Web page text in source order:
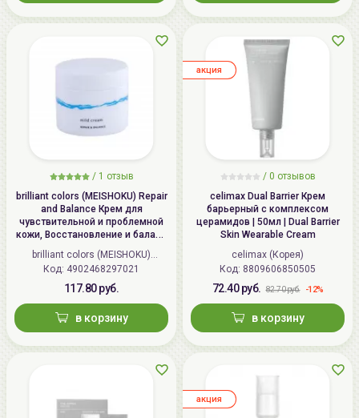
/ 1 отзыв
brilliant colors (MEISHOKU) Repair
and Balance Крем для
чувствительной и проблемной
кожи, Восстановление и баланс
| 45г | Repair and Balance Mild
Cream
brilliant colors (MEISHOKU)
(Япония)
Код: 4902468297021
117.80 руб.
в корзину
/ 0 отзывов
celimax Dual Barrier Крем
барьерный с комплексом
церамидов | 50мл | Dual Barrier
Skin Wearable Cream
celimax (Корея)
Код: 8809606850505
72.40 руб. 82.70 руб. -12%
в корзину
aкция
aкция